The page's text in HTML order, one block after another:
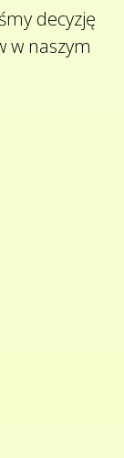
decyzję
w naszym